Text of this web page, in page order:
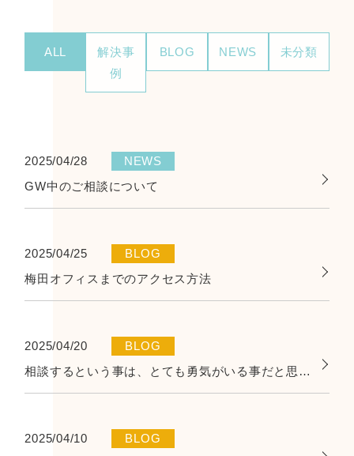
ALL
解決事
例
BLOG NEWS 未分類
2025/04/28
NEWS
GW中のご相談について
2025/04/25
BLOG
梅田オフィスまでのアクセス方法
2025/04/20
BLOG
相談するという事は、とても勇気がいる事だと思っています。
2025/04/10
BLOG